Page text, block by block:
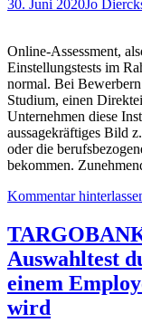
30. Juni 2020Jo
Online-Assessment,
Einstellungstests im
normal. Bei
Studium, einen
Unternehmen diese
aussagekräftiges Bild
oder die
bekommen.
Kommentar
Auswahltest
einem
wird